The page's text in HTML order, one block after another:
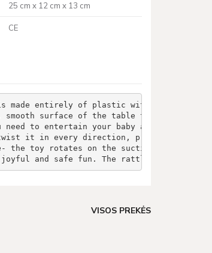
25 cm x 12 cm x 13 cm
CE
made entirely of plastic with additional
surface of the table top, floor
to entertain your baby and make
twist it in every direction, provided
toy rotates on the suction cup around
and safe fun. The rattle is easy
VISOS PREKĖS